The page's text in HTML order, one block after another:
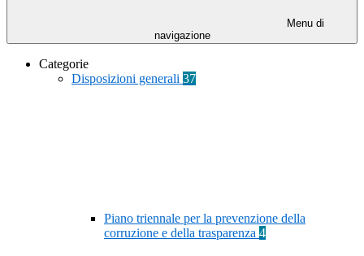
Menu di
navigazione
Categorie
Disposizioni generali 37
Piano triennale per la prevenzione della
corruzione e della trasparenza 4